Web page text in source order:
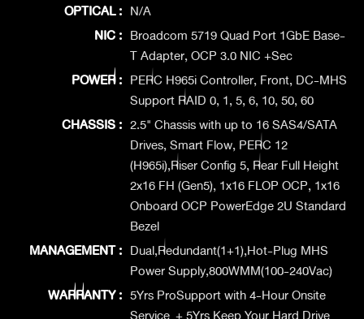
OPTICAL : N/A
NIC : Broadcom 5719 Quad Port 1GbE Base-
T Adapter, OCP 3.0 NIC +Sec
POWER : PERC H965i Controller, Front, DC-MHS
Support RAID 0, 1, 5, 6, 10, 50, 60
CHASSIS : 2.5" Chassis with up to 16 SAS4/SATA
Drives, Smart Flow, PERC 12
(H965i),Riser Config 5, Rear Full Height
2x16 FH (Gen5), 1x16 FLOP OCP, 1x16
Onboard OCP PowerEdge 2U Standard
Bezel
MANAGEMENT : Dual,Redundant(1+1),Hot-Plug MHS
Power Supply,800WMM(100-240Vac)
WARRANTY : 5Yrs ProSupport with 4-Hour Onsite